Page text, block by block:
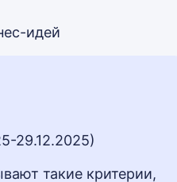
идей
29.12.2025)
такие критерии,